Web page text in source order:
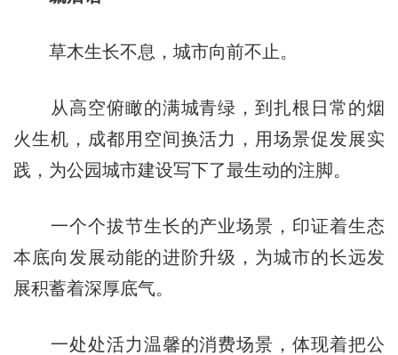
草木生长不息，城市向前不止。
从高空俯瞰的满城青绿，到扎根日常的烟
火生机，成都用空间换活力，用场景促发展实
践，为公园城市建设写下了最生动的注脚。
一个个拔节生长的产业场景，印证着生态
本底向发展动能的进阶升级，为城市的长远发
展积蓄着深厚底气。
一处处活力温馨的消费场景，体现着把公